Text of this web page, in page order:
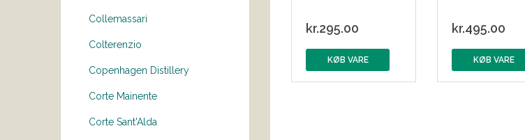
Collemassari
Colterenzio
Copenhagen Distillery
Corte Mainente
Corte Sant'Alda
kr.295.00
KØB VARE
kr.495.00
KØB VARE